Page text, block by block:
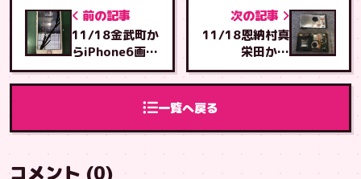
前の記事
11/18金武町か
らiPhone6画面
交換・石川店よ
り
一覧へ戻る
次の記事
11/18恩納村真
栄田から
iPhone6の画面
交換・石川店よ
コメント (0)